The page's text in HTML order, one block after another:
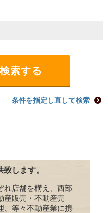
条件を指定し直して検索
します。
れ店舗を構え、西部
産販売・不動産売
、等々不動産業に携